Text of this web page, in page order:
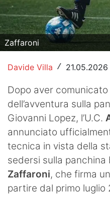
Zaffaroni
Davide Villa / 21.05.2026
Dopo aver
dell’avventura sulla
Giovanni Lopez, l’U.C.
annunciato
tecnica in vista della
sedersi sulla
Zaffaroni, che firma
partire dal primo luglio